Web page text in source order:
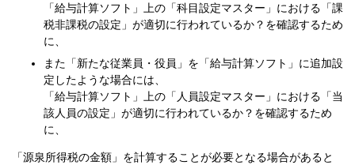
「給与計算ソフト」上の「科目設定マスター」における「課
税非課税の設定」が適切に行われているか？を確認するため
に、
また「新たな従業員・役員」を「給与計算ソフト」に追加設
定したような場合には、
「給与計算ソフト」上の「人員設定マスター」における「当
該人員の設定」が適切に行われているか？を確認するため
に、
「源泉所得税の金額」を計算することが必要となる場合があると